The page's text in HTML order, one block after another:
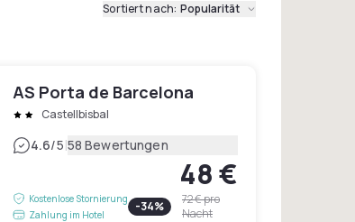
Sortiert nach: Popularität
AS Porta de Barcelona
Castellbisbal
4.6/5|58 Bewertungen
Kostenlose Stornierung
Zahlung im Hotel
48 €
-34% 72 €pro
Nacht